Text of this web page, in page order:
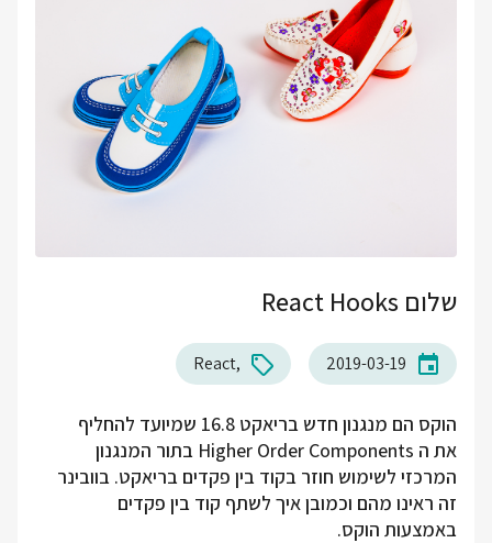
שלום React Hooks
2019-03-19
React
הוקס הם מנגנון חדש בריאקט 16.8 שמיועד להחליף
את ה Higher Order Components בתור המנגנון
המרכזי לשימוש חוזר בקוד בין פקדים בריאקט. בוובינר
זה ראינו מהם וכמובן איך לשתף קוד בין פקדים
באמצעות הוקס.